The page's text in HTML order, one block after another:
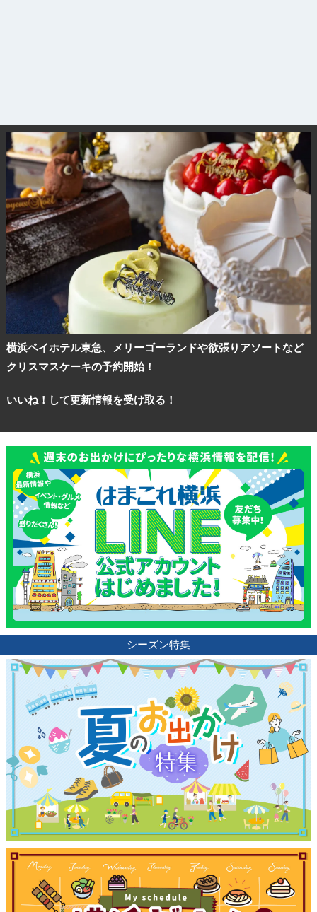
横浜ベイホテル東急、メリーゴーランドや欲張りアソートなど
クリスマスケーキの予約開始！
いいね！して更新情報を受け取る！
シーズン特集
観光ガイド
ランキング
ブログ記事
サイトについて